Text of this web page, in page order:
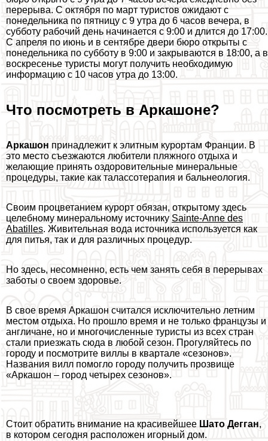
перерыва. С октября по март туристов ожидают с
понедельника по пятницу с 9 утра до 6 часов вечера, в
субботу рабочий день начинается с 9:00 и длится до 17:00.
С апреля по июнь и в сентябре двери бюро открыты с
понедельника по субботу в 9:00 и закрываются в 18:00, а в
воскресенье туристы могут получить необходимую
информацию с 10 часов утра до 13:00.
Что посмотреть в Аркашоне?
Аркашон принадлежит к элитным курортам Франции. В
это место съезжаются любители пляжного отдыха и
желающие принять оздоровительные минеральные
процедуры, такие как талассотерапия и бальнеология.
Своим процветанием курорт обязан, открытому здесь
целебному минеральному источнику Sainte-Anne des
Abatilles. Живительная вода источника используется как
для питья, так и для различных процедур.
Но здесь, несомненно, есть чем занять себя в перерывах
заботы о своем здоровье.
В свое время Аркашон считался исключительно летним
местом отдыха. Но прошло время и не только французы и
англичане, но и многочисленные туристы из всех стран
стали приезжать сюда в любой сезон. Прогуляйтесь по
городу и посмотрите виллы в квартале «сезонов».
Названия вилл помогло городу получить прозвище
«Аркашон – город четырех сезонов».
Стоит обратить внимание на красивейшее Шато Дегган,
в котором сегодня расположен игорный дом.